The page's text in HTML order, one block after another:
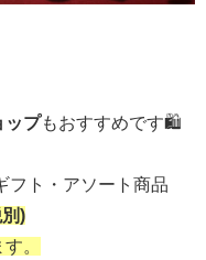
ップもおすすめです🛍️
フト・アソート商品
)
。